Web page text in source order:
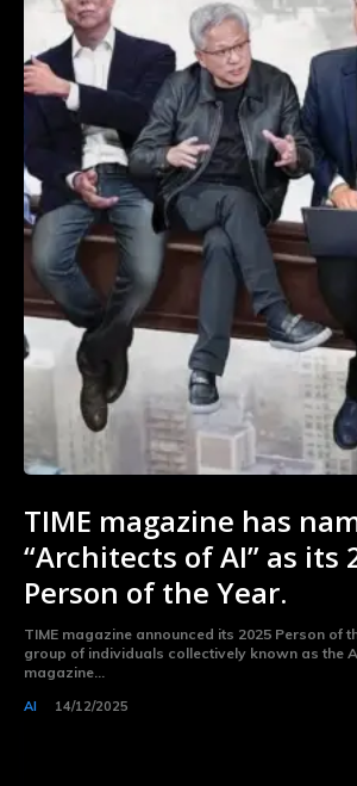
TIME magazine has
“Architects of AI” as its
Person of the Year.
TIME magazine announced its 2025 Person of
group of individuals collectively known as the
magazine...
AI 14/12/2025